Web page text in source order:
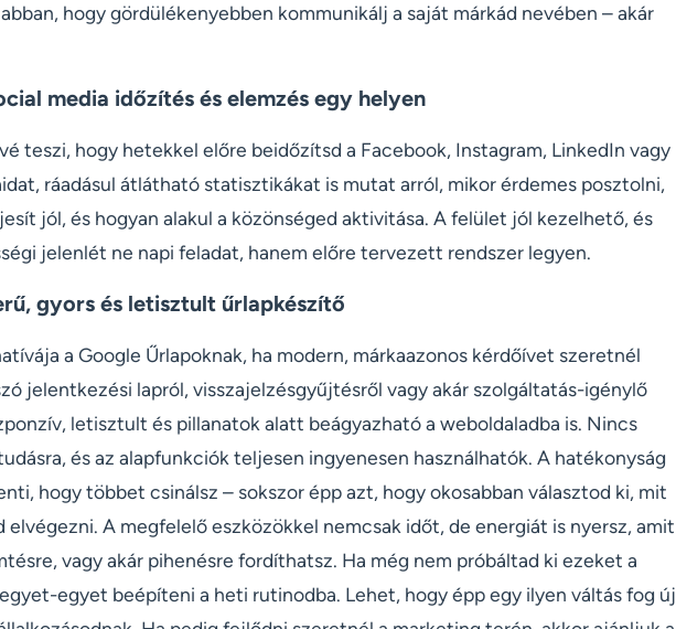
hogy gördülékenyebben kommunikálj a saját márkád nevében – akár
media időzítés és elemzés egy helyen
teszi, hogy hetekkel előre beidőzítsd a Facebook, Instagram, LinkedIn vagy
ráadásul átlátható statisztikákat is mutat arról, mikor érdemes posztolni,
jól, és hogyan alakul a közönséged aktivitása. A felület jól kezelhető, és
jelenlét ne napi feladat, hanem előre tervezett rendszer legyen.
gyors és letisztult űrlapkészítő
a Google Űrlapoknak, ha modern, márkaazonos kérdőívet szeretnél
jelentkezési lapról, visszajelzésgyűjtésről vagy akár szolgáltatás-igénylő
letisztult és pillanatok alatt beágyazható a weboldaladba is. Nincs
és az alapfunkciók teljesen ingyenesen használhatók. A hatékonyság
hogy többet csinálsz – sokszor épp azt, hogy okosabban választod ki, mit
elvégezni. A megfelelő eszközökkel nemcsak időt, de energiát is nyersz, amit
vagy akár pihenésre fordíthatsz. Ha még nem próbáltad ki ezeket a
egyet beépíteni a heti rutinodba. Lehet, hogy épp egy ilyen váltás fog új